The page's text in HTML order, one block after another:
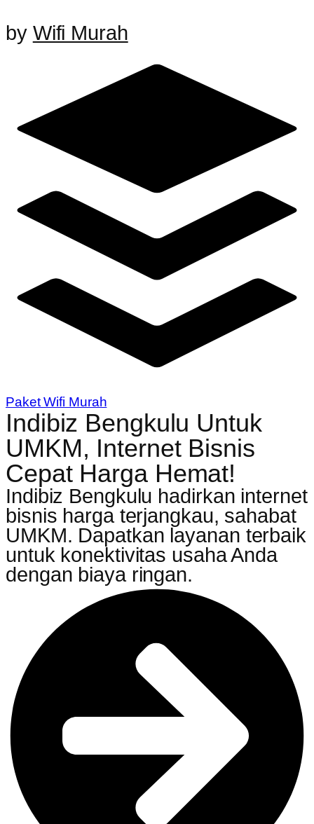
by Wifi Murah
Paket Wifi Murah
Indibiz Bengkulu Untuk
UMKM, Internet Bisnis
Cepat Harga Hemat!
Indibiz Bengkulu hadirkan internet
bisnis harga terjangkau, sahabat
UMKM. Dapatkan layanan terbaik
untuk konektivitas usaha Anda
dengan biaya ringan.